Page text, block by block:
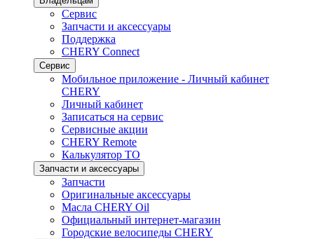
Сервис
Запчасти и аксессуары
Поддержка
CHERY Connect
Сервис
Мобильное приложение - Личный кабинет
CHERY
Личный кабинет
Записаться на сервис
Сервисные акции
CHERY Remote
Калькулятор ТО
Запчасти и аксессуары
Запчасти
Оригинальные аксессуары
Масла CHERY Oil
Официальный интернет-магазин
Городские велосипеды CHERY